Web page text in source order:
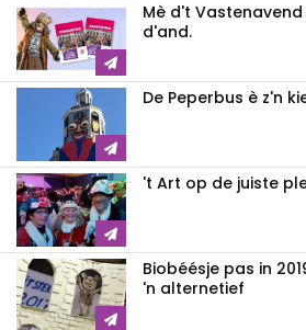
Mè d't
d'and.
De Peperbus è z'n
't Art op de juiste
Biobéésje pas in
'n alternetief